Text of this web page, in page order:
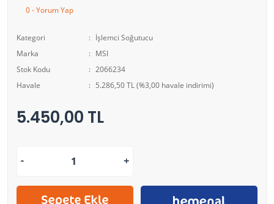
0 - Yorum Yap
Kategori
İşlemci Soğutucu
Marka
MSI
Stok Kodu
2066234
Havale
5.286,50 TL (%3,00 havale indirimi)
5.450,00 TL